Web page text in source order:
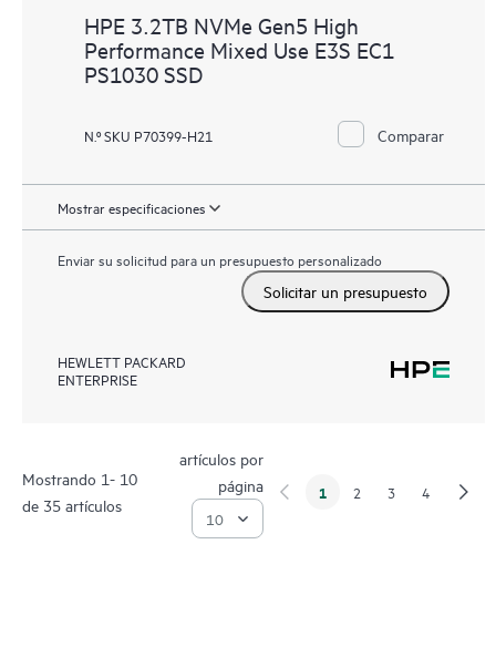
HPE 3.2TB NVMe Gen5 High
Performance Mixed Use E3S EC1
PS1030 SSD
N.º SKU P70399-H21 Comparar
Mostrar especificaciones
Enviar su solicitud para un presupuesto personalizado
Solicitar un presupuesto
HEWLETT PACKARD
ENTERPRISE
Mostrando 1- 10
de 35 artículos
artículos por
página
1 2 3 4